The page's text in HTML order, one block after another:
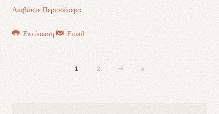
Διαβάστε Περισσότερα
Εκτύπωση Email
1 2